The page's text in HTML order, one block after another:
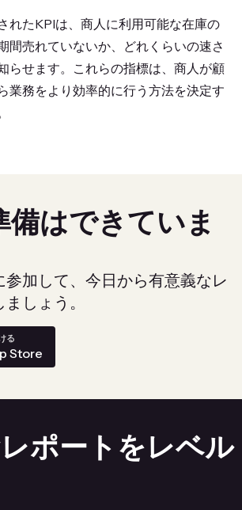
れたKPIは、商人に利用可能な在庫の
間売れていないか、どれくらいの速さ
らせます。これらの指標は、商人が顧
業務をより効率的に行う方法を決定す
備はできていま
加して、今日から有意義なレ
しょう。
る
Store
ポートをレベル